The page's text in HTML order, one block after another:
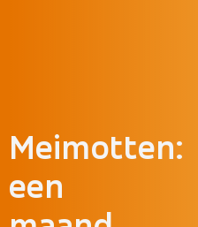
Meimotten:
een